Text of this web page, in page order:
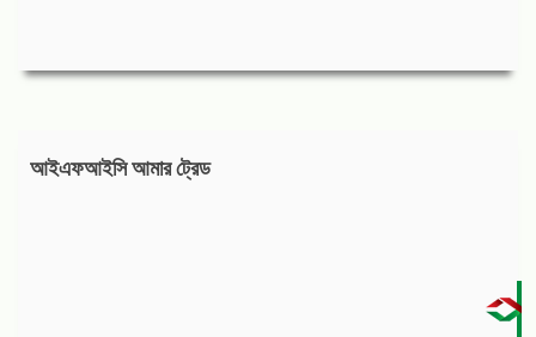
আইএফআইসি আমার ট্রেড